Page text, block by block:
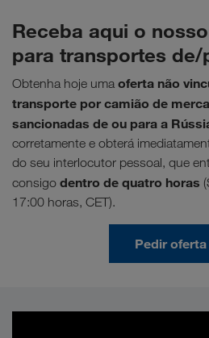
Receba aqui o
para transportes de/
Obtenha hoje uma oferta não
transporte por camião de
sancionadas de ou para a
corretamente e obterá
do seu interlocutor pessoal, que
consigo dentro de quatro horas
17:00 horas, CET).
Pedir oferta